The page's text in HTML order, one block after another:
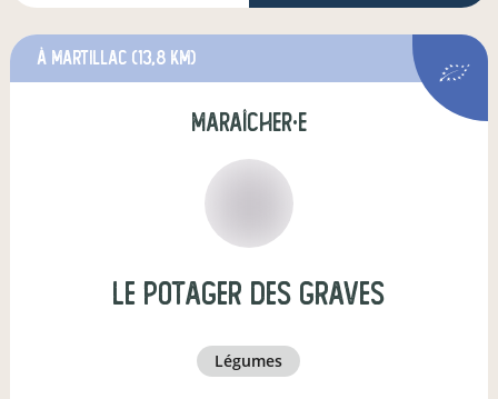
à Martillac (13,8 km)
maraîcher·e
Le potager des graves
légumes